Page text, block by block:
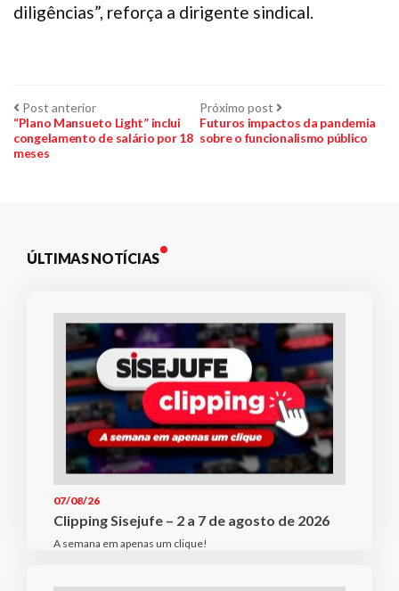
diligências”, reforça a dirigente sindical.
Navegação
de
Post anteriorPost
anterior:
“Plano Mansueto Light” inclui
congelamento de salário por 18
meses
Próximo post Próximo
post:
Futuros impactos da pandemia
sobre o funcionalismo público
ÚLTIMAS NOTÍCIAS
07/08/26
Clipping Sisejufe – 2 a 7 de agosto de 2026
A semana em apenas um clique!